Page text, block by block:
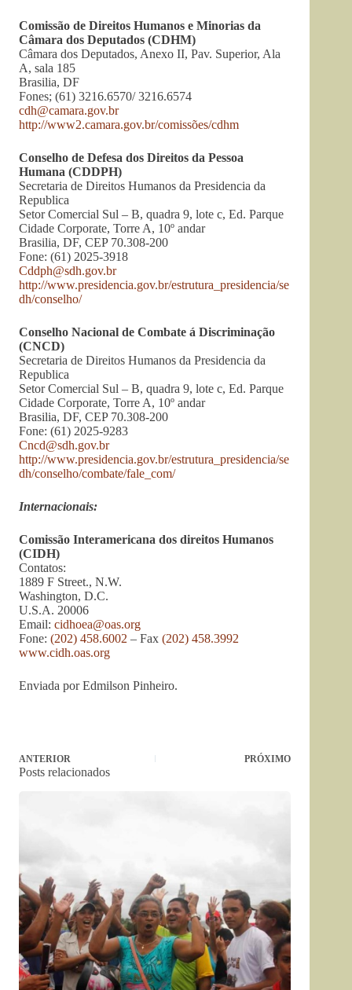
Comissão de Direitos Humanos e Minorias da
Câmara dos Deputados (CDHM)
Câmara dos Deputados, Anexo II, Pav. Superior, Ala
A, sala 185
Brasilia, DF
Fones; (61) 3216.6570/ 3216.6574
cdh@camara.gov.br
http://www2.camara.gov.br/comissões/cdhm
Conselho de Defesa dos Direitos da Pessoa
Humana (CDDPH)
Secretaria de Direitos Humanos da Presidencia da
Republica
Setor Comercial Sul – B, quadra 9, lote c, Ed. Parque
Cidade Corporate, Torre A, 10º andar
Brasilia, DF, CEP 70.308-200
Fone: (61) 2025-3918
Cddph@sdh.gov.br
http://www.presidencia.gov.br/estrutura_presidencia/se
dh/conselho/
Conselho Nacional de Combate á Discriminação
(CNCD)
Secretaria de Direitos Humanos da Presidencia da
Republica
Setor Comercial Sul – B, quadra 9, lote c, Ed. Parque
Cidade Corporate, Torre A, 10º andar
Brasilia, DF, CEP 70.308-200
Fone: (61) 2025-9283
Cncd@sdh.gov.br
http://www.presidencia.gov.br/estrutura_presidencia/se
dh/conselho/combate/fale_com/
Internacionais:
Comissão Interamericana dos direitos Humanos
(CIDH)
Contatos:
1889 F Street., N.W.
Washington, D.C.
U.S.A. 20006
Email: cidhoea@oas.org
Fone: (202) 458.6002 – Fax (202) 458.3992
www.cidh.oas.org
Enviada por Edmilson Pinheiro.
ANTERIOR PRÓXIMO
Posts relacionados